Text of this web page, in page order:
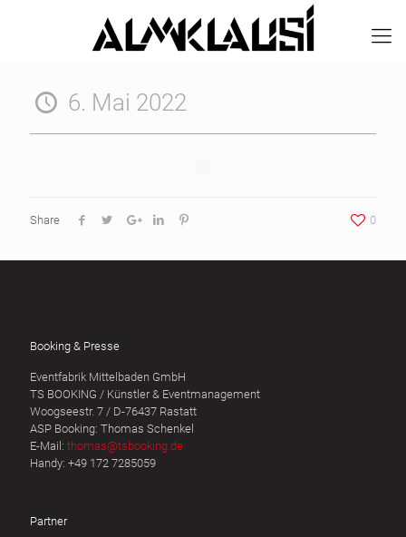
6. Mai 2022
Share 0
Booking & Presse
Eventfabrik Mittelbaden GmbH
TS BOOKING / Künstler & Eventmanagement
Woogseestr. 7 / D-76437 Rastatt
ASP Booking: Thomas Schenkel
E-Mail: thomas@tsbooking.de
Handy: +49 172 7285059
Partner